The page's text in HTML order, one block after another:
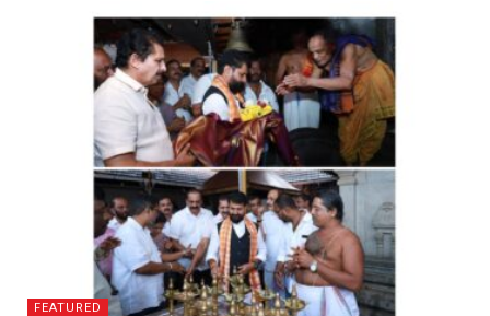
FEATURED